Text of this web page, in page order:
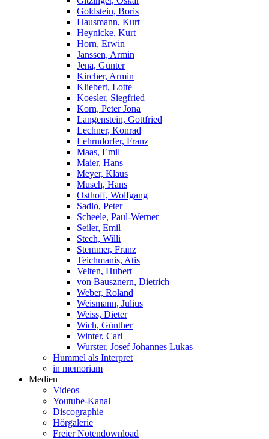
Goldstein, Boris
Hausmann, Kurt
Heynicke, Kurt
Horn, Erwin
Janssen, Armin
Jena, Günter
Kircher, Armin
Kliebert, Lotte
Koesler, Siegfried
Korn, Peter Jona
Langenstein, Gottfried
Lechner, Konrad
Lehrndorfer, Franz
Maas, Emil
Maier, Hans
Meyer, Klaus
Musch, Hans
Osthoff, Wolfgang
Sadlo, Peter
Scheele, Paul-Werner
Seiler, Emil
Stech, Willi
Stemmer, Franz
Teichmanis, Atis
Velten, Hubert
von Bausznern, Dietrich
Weber, Roland
Weismann, Julius
Weiss, Dieter
Wich, Günther
Winter, Carl
Wurster, Josef Johannes Lukas
Hummel als Interpret
in memoriam
Medien
Videos
Youtube-Kanal
Discographie
Hörgalerie
Freier Notendownload